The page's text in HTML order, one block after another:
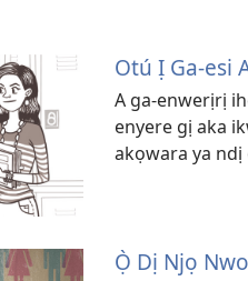
Otú Ị Ga-esi
A ga-enwerịrị
enyere gị aka
akọwara ya ndị
Ọ̀ Dị Njọ